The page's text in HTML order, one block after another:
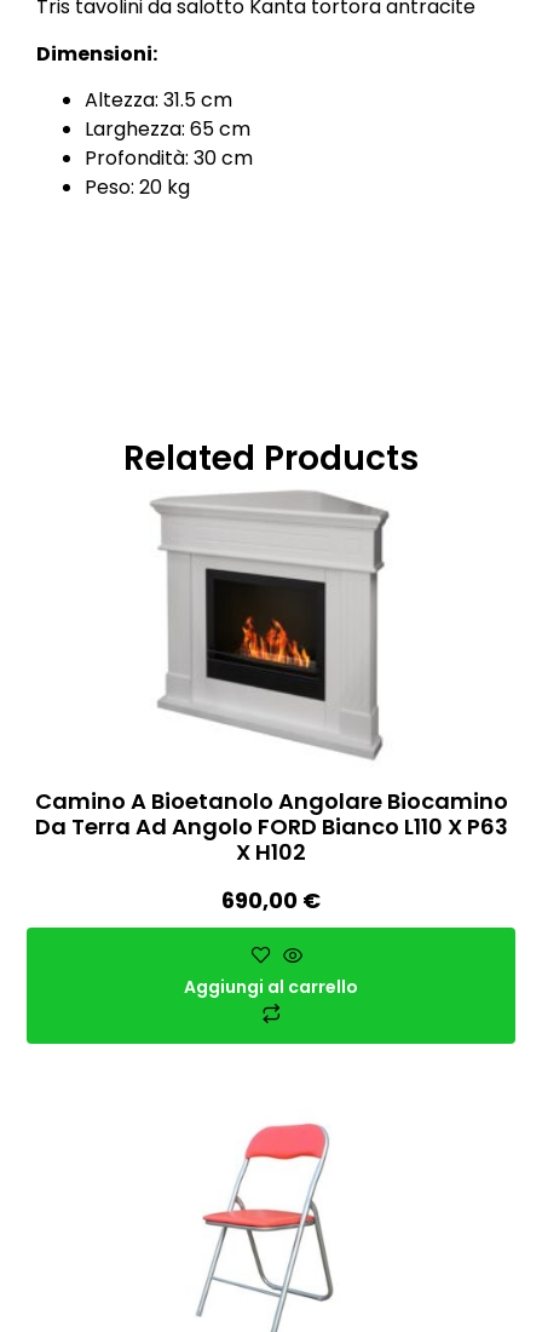
Tris tavolini da salotto Kanta tortora antracite
Dimensioni:
Altezza: 31.5 cm
Larghezza: 65 cm
Profondità: 30 cm
Peso: 20 kg
Related Products
Camino A Bioetanolo Angolare Biocamino
Da Terra Ad Angolo FORD Bianco L110 X P63
X H102
690,00 €
Aggiungi al carrello